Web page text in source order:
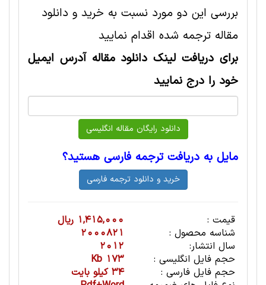
بررسی این دو مورد نسبت به خرید و دانلود
مقاله ترجمه شده اقدام نمایید
برای دریافت لینک دانلود مقاله آدرس ایمیل
خود را درج نمایید
مایل به دریافت ترجمه فارسی هستید؟
قیمت :
1,415,000 ریال
شناسه محصول :
2000821
سال انتشار:
2012
حجم فایل انگلیسی :
173 Kb
حجم فایل فارسی :
34 کیلو بایت